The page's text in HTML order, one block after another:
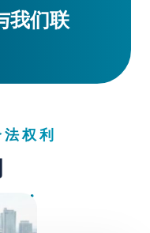
我们联
权利